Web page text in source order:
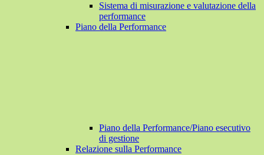
Sistema di misurazione e valutazione della
performance
Piano della Performance
Piano della Performance/Piano esecutivo
di gestione
Relazione sulla Performance